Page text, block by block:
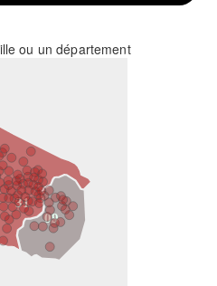
ou un département
31
09